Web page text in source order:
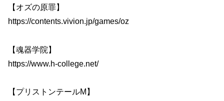
【オズの原罪】
https://contents.vivion.jp/games/oz
【魂器学院】
https://www.h-college.net/
【プリストンテールM】